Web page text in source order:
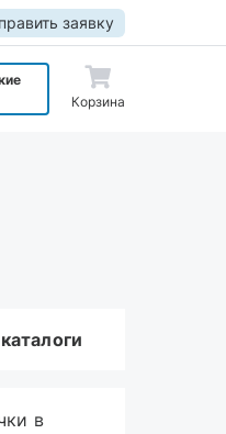
заявку
Корзина
в